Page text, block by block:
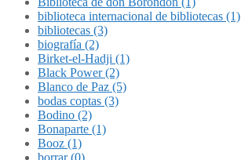
biblioteca internacional de bibliotecas (1)
bibliotecas (3)
biografía (2)
Birket-el-Hadji (1)
Black Power (2)
Blanco de Paz (5)
bodas coptas (3)
Bodino (2)
Bonaparte (1)
Booz (1)
borrar (0)